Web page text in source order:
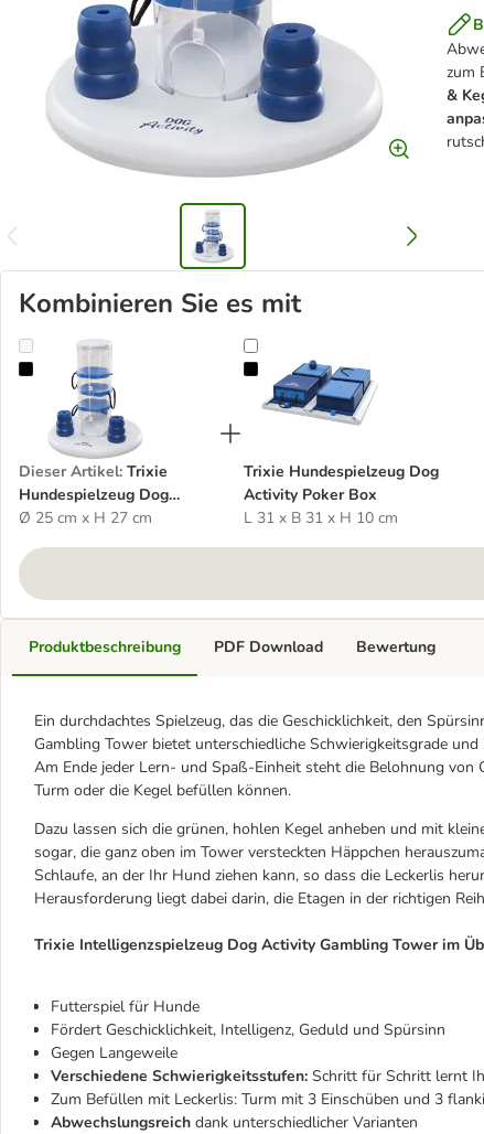
zum
&
Kombinieren Sie es mit
Trixie Hundespielzeug Dog Activity Gambling Tower
Dieser Artikel: Trixie
Hundespielzeug Dog
Activity Gambling Tower
Ø 25 cm x H 27 cm
Trixie Hundespielzeug Dog
Trixie Hundespielzeug Dog
Activity Poker Box
L 31 x B 31 x H 10 cm
Produktbeschreibung
Ein durchdachtes Spielzeug, das die Geschicklichkeit, den
Gambling Tower bietet unterschiedliche Schwierigkeitsgrade
Am Ende jeder Lern- und Spaß-Einheit steht die Belohnung von
Turm oder die Kegel befüllen können.
Dazu lassen sich die grünen, hohlen Kegel anheben und mit
sogar, die ganz oben im Tower versteckten Häppchen
Schlaufe, an der Ihr Hund ziehen kann, so dass die Leckerlis
Herausforderung liegt dabei darin, die Etagen in der richtigen
Trixie Intelligenzspielzeug Dog Activity Gambling Tower im
Futterspiel für Hunde
Fördert Geschicklichkeit, Intelligenz, Geduld und Spürsinn
Gegen Langeweile
Verschiedene Schwierigkeitsstufen: Schritt für Schritt lernt
Zum Befüllen mit Leckerlis: Turm mit 3 Einschüben und 3
Abwechslungsreich dank unterschiedlicher Varianten
PDF Download Bewertung